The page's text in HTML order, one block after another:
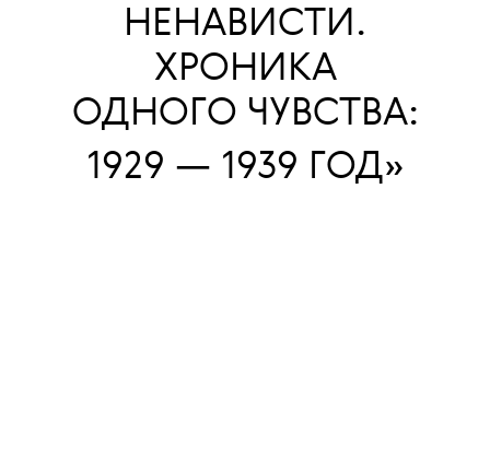
НЕНАВИСТИ.
ХРОНИКА
ОДНОГО ЧУВСТВА:
1929 — 1939 ГОД»